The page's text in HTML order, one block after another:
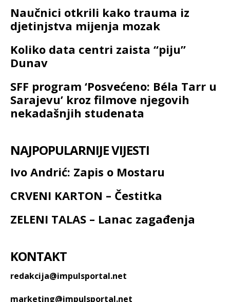
Naučnici otkrili kako trauma iz
djetinjstva mijenja mozak
Koliko data centri zaista “piju”
Dunav
SFF program ‘Posvećeno: Béla Tarr u
Sarajevu’ kroz filmove njegovih
nekadašnjih studenata
NAJPOPULARNIJE VIJESTI
Ivo Andrić: Zapis o Mostaru
CRVENI KARTON – Čestitka
ZELENI TALAS – Lanac zagađenja
KONTAKT
redakcija@impulsportal.net
marketing@impulsportal.net